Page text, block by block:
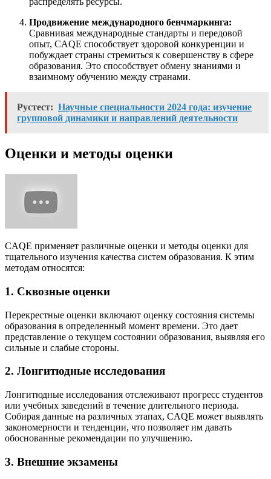
Продвижение международного бенчмаркинга:
Сравнивая международные стандарты и передовой
опыт, CAQE способствует здоровой конкуренции и
побуждает страны стремиться к совершенству в сфере
образования. Это способствует обмену знаниями и
взаимному обучению между странами.
Рустест: Научные специальности 2024 года: изучение
групповой динамики и направлений деятельности
Оценки и методы оценки
CAQE применяет различные оценки и методы оценки для
тщательного изучения качества систем образования. К этим
методам относятся:
1. Сквозные оценки
Перекрестные оценки включают оценку состояния системы
образования в определенный момент времени. Это дает
представление о текущем состоянии образования, выявляя его
сильные и слабые стороны.
2. Лонгитюдные исследования
Лонгитюдные исследования отслеживают прогресс студентов
или учебных заведений в течение длительного периода.
Собирая данные на различных этапах, CAQE может выявлять
закономерности и тенденции, что позволяет им давать
обоснованные рекомендации по улучшению.
3. Внешние экзамены